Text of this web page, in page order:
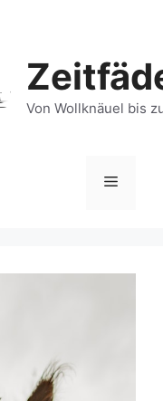
Von Wollknäuel bis
Menü